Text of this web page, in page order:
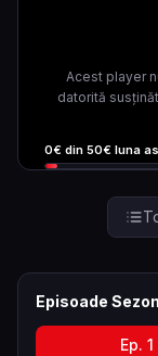
Acest player
datorită
0€ din 50€ luna
Episoade
Ep. 1